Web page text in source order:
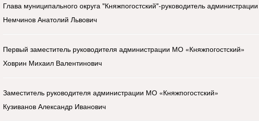
Глава муниципального округа "Княжпогостский"-руководитель администрации
Немчинов Анатолий Львович
Первый заместитель руководителя администрации МО «Княжпогостский»
Ховрин Михаил Валентинович
Заместитель руководителя администрации МО «Княжпогостский»
Кузиванов Александр Иванович